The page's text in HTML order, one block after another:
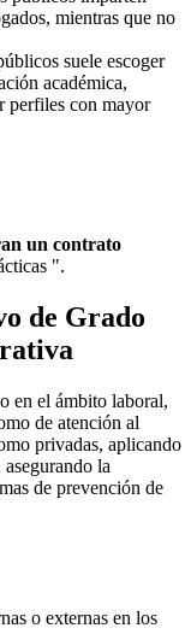
mientras que no
suele escoger
académica,
perfiles con mayor
un contrato
".
de Grado
en el ámbito laboral,
de atención al
privadas, aplicando
la
de prevención de
o externas en los